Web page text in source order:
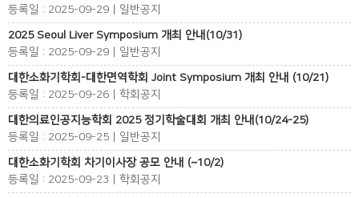
등록일 : 2025-09-29 | 일반공지
2025 Seoul Liver Symposium 개최 안내(10/31)
등록일 : 2025-09-29 | 일반공지
대한소화기학회-대한면역학회 Joint Symposium 개최 안내 (10/21)
등록일 : 2025-09-26 | 학회공지
대한의료인공지능학회 2025 정기학술대회 개최 안내(10/24-25)
등록일 : 2025-09-25 | 일반공지
대한소화기학회 차기이사장 공모 안내 (~10/2)
등록일 : 2025-09-23 | 학회공지